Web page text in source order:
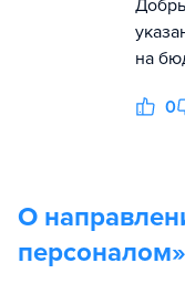
на
0
О
персоналом»